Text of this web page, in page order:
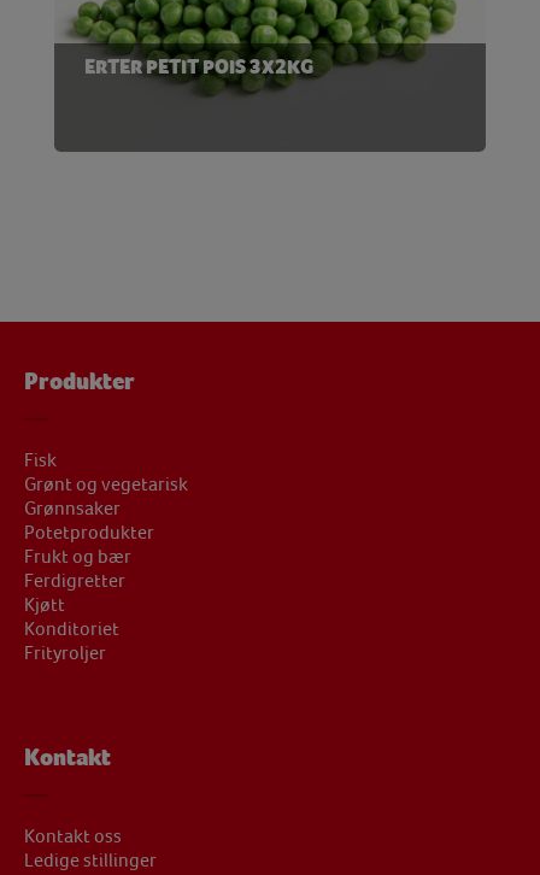
ERTER PETIT POIS 3X2KG
Produkter
Fisk
Grønt og vegetarisk
Grønnsaker
Potetprodukter
Frukt og bær
Ferdigretter
Kjøtt
Konditoriet
Frityroljer
Kontakt
Kontakt oss
Ledige stillinger